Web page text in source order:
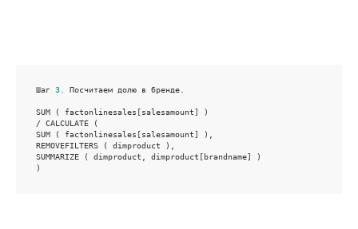
Шаг 3. Посчитаем долю в бренде.
SUM ( factonlinesales[salesamount] )
/ CALCULATE (
SUM ( factonlinesales[salesamount] ),
REMOVEFILTERS ( dimproduct ),
SUMMARIZE ( dimproduct, dimproduct[brandname] )
)